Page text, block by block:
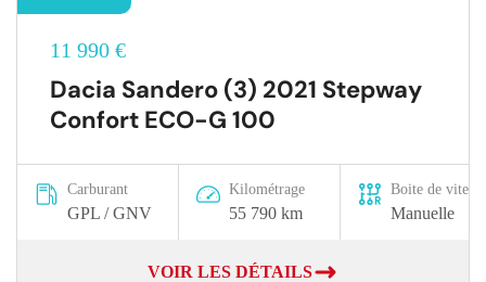
11 990 €
Dacia Sandero (3) 2021 Stepway
Confort ECO-G 100
Carburant
GPL / GNV
Kilométrage
55 790 km
Boite de vitesse
Manuelle
VOIR LES DÉTAILS